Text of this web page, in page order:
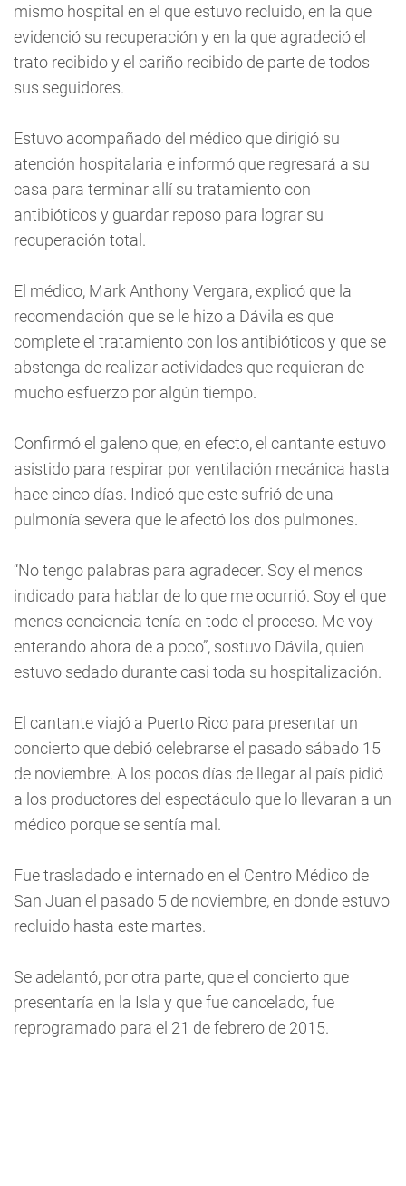
mismo hospital en el que estuvo recluido, en la que
evidenció su recuperación y en la que agradeció el
trato recibido y el cariño recibido de parte de todos
sus seguidores.
Estuvo acompañado del médico que dirigió su
atención hospitalaria e informó que regresará a su
casa para terminar allí su tratamiento con
antibióticos y guardar reposo para lograr su
recuperación total.
El médico, Mark Anthony Vergara, explicó que la
recomendación que se le hizo a Dávila es que
complete el tratamiento con los antibióticos y que se
abstenga de realizar actividades que requieran de
mucho esfuerzo por algún tiempo.
Confirmó el galeno que, en efecto, el cantante estuvo
asistido para respirar por ventilación mecánica hasta
hace cinco días. Indicó que este sufrió de una
pulmonía severa que le afectó los dos pulmones.
“No tengo palabras para agradecer. Soy el menos
indicado para hablar de lo que me ocurrió. Soy el que
menos conciencia tenía en todo el proceso. Me voy
enterando ahora de a poco”, sostuvo Dávila, quien
estuvo sedado durante casi toda su hospitalización.
El cantante viajó a Puerto Rico para presentar un
concierto que debió celebrarse el pasado sábado 15
de noviembre. A los pocos días de llegar al país pidió
a los productores del espectáculo que lo llevaran a un
médico porque se sentía mal.
Fue trasladado e internado en el Centro Médico de
San Juan el pasado 5 de noviembre, en donde estuvo
recluido hasta este martes.
Se adelantó, por otra parte, que el concierto que
presentaría en la Isla y que fue cancelado, fue
reprogramado para el 21 de febrero de 2015.